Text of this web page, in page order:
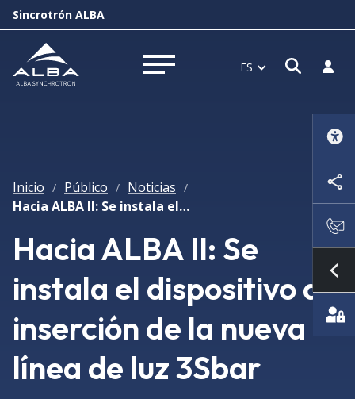
Sincrotrón ALBA
Abrir menú ES Abrir
Inicio / Público / Noticias /
Hacia ALBA II: Se instala el dispositivo de inserción de la nueva línea de luz 3Sbar
Hacia ALBA II: Se
instala el dispositivo de
inserción de la nueva
línea de luz 3Sbar